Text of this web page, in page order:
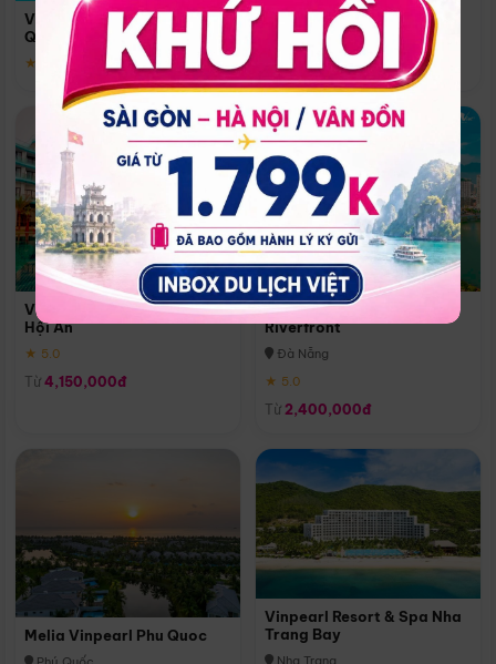
Vinpearl Resort & Spa Phu
Quoc
★ 5.0
Quoc
Phú Quốc
★ 5.0
Vinpearl Resort & Golf Nam
Hội An
★ 5.0
Từ 4,150,000đ
Melia Vinpearl Danang
Riverfront
Đà Nẵng
★ 5.0
Từ 2,400,000đ
Melia Vinpearl Phu Quoc
Vinpearl Resort & Spa Nha
Trang Bay